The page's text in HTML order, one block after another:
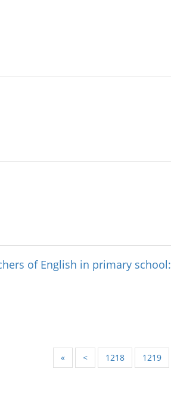
of English in primary school:
« < 1218 1219